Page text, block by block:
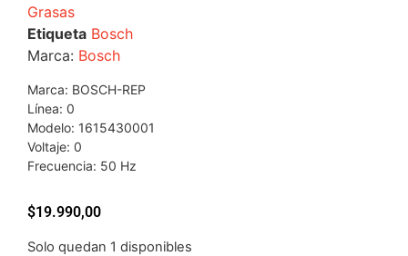
Grasas
Etiqueta Bosch
Marca: Bosch
Marca: BOSCH-REP
Línea: 0
Modelo: 1615430001
Voltaje: 0
Frecuencia: 50 Hz
$19.990,00
Solo quedan 1 disponibles